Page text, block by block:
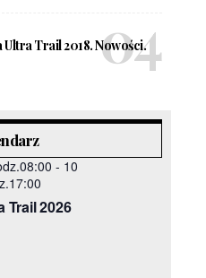
Trail 2018. Nowości.
- 10
Trail 2026